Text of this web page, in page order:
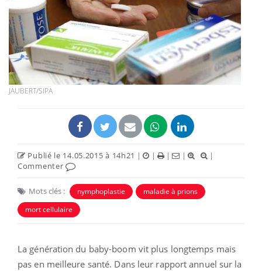
JAUBERT/SIPA
Publié le 14.05.2015 à 14h21 | | | |
|
Commenter
Mots clés : nymphoplastie
maladie à prions
mort cellulaire
La génération du baby-boom vit plus longtemps mais
pas en meilleure santé. Dans leur rapport annuel sur la